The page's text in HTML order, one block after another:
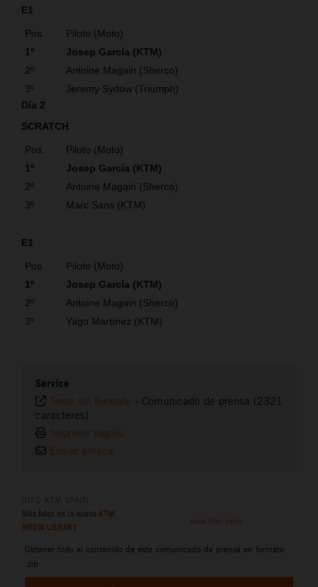
E1
Pos.
Piloto (Moto)
1º
Josep García (KTM)
2º
Antoine Magain (Sherco)
3º
Jeremy Sydow (Triumph)
Día 2
SCRATCH
Pos.
Piloto (Moto)
1º
Josep García (KTM)
2º
Antoine Magain (Sherco)
3º
Marc Sans (KTM)
E1
Pos.
Piloto (Moto)
1º
Josep García (KTM)
2º
Antoine Magain (Sherco)
3º
Yago Martínez (KTM)
Service
Texto sin formato - Comunicado de prensa (2321
caracteres)
Imprimir página
Enviar enlace
KTM
MEDIA LIBRARY
www.ktm.com
Obtener todo el contenido de este comunicado de prensa en formato
.zip: